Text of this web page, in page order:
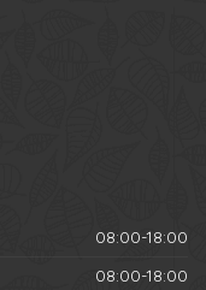
08:00-18:00
08:00-18:00